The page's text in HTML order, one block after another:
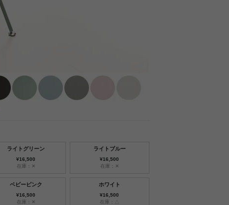
ライトグリーン
¥16,500
在庫：✕
ライトブルー
¥16,500
在庫：✕
ベビーピンク
¥16,500
在庫：✕
ホワイト
¥16,500
在庫：△